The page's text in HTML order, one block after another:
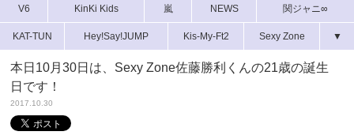
V6 KinKi Kids 嵐 NEWS 関ジャニ∞
KAT-TUN Hey!Say!JUMP Kis-My-Ft2 Sexy Zone ▼
本日10月30日は、Sexy Zone佐藤勝利くんの21歳の誕生
日です！
2017.10.30